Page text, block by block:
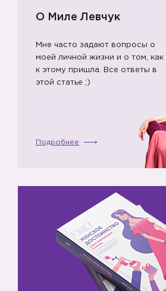
О Миле Левчук
Мне часто задают вопросы о
моей личной жизни и о том, как
к этому пришла. Все ответы в
этой статье ;)
Подробнее